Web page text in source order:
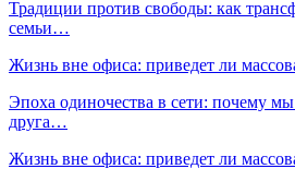
Традиции против свободы: как
семьи…
Жизнь вне офиса: приведет ли
Эпоха одиночества в сети: почему мы
друга…
Жизнь вне офиса: приведет ли